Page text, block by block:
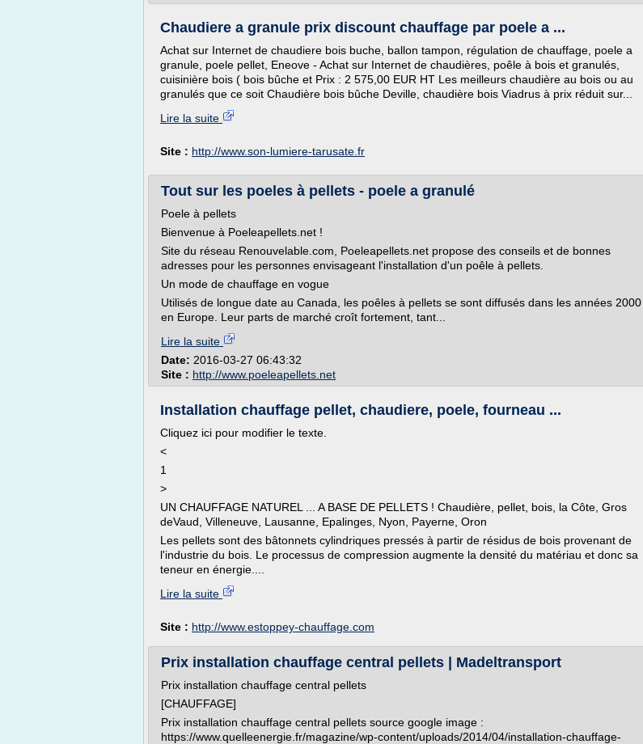
Chaudiere a granule prix discount chauffage par poele a ...
Achat sur Internet de chaudiere bois buche, ballon tampon, régulation de chauffage, poele a
granule, poele pellet, Eneove - Achat sur Internet de chaudières, poêle à bois et granulés,
cuisinière bois ( bois bûche et Prix : 2 575,00 EUR HT Les meilleurs chaudière au bois ou au
granulés que ce soit Chaudière bois bûche Deville, chaudière bois Viadrus à prix réduit sur...
Lire la suite
Site : http://www.son-lumiere-tarusate.fr
Tout sur les poeles à pellets - poele a granulé
Poele à pellets
Bienvenue à Poeleapellets.net !
Site du réseau Renouvelable.com, Poeleapellets.net propose des conseils et de bonnes
adresses pour les personnes envisageant l'installation d'un poêle à pellets.
Un mode de chauffage en vogue
Utilisés de longue date au Canada, les poêles à pellets se sont diffusés dans les années 2000
en Europe. Leur parts de marché croît fortement, tant...
Lire la suite
Date: 2016-03-27 06:43:32
Site : http://www.poeleapellets.net
Installation chauffage pellet, chaudiere, poele, fourneau ...
Cliquez ici pour modifier le texte.
<
1
>
UN CHAUFFAGE NATUREL ... A BASE DE PELLETS ! Chaudière, pellet, bois, la Côte, Gros
deVaud, Villeneuve, Lausanne, Epalinges, Nyon, Payerne, Oron
Les pellets sont des bâtonnets cylindriques pressés à partir de résidus de bois provenant de
l'industrie du bois. Le processus de compression augmente la densité du matériau et donc sa
teneur en énergie....
Lire la suite
Site : http://www.estoppey-chauffage.com
Prix installation chauffage central pellets | Madeltransport
Prix installation chauffage central pellets
[CHAUFFAGE]
Prix installation chauffage central pellets source google image :
https://www.quelleenergie.fr/magazine/wp-content/uploads/2014/04/installation-chauffage-